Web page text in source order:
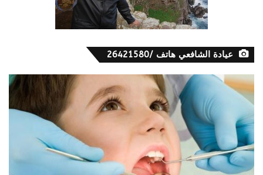
عيادة الشافعي هاتف /26421580